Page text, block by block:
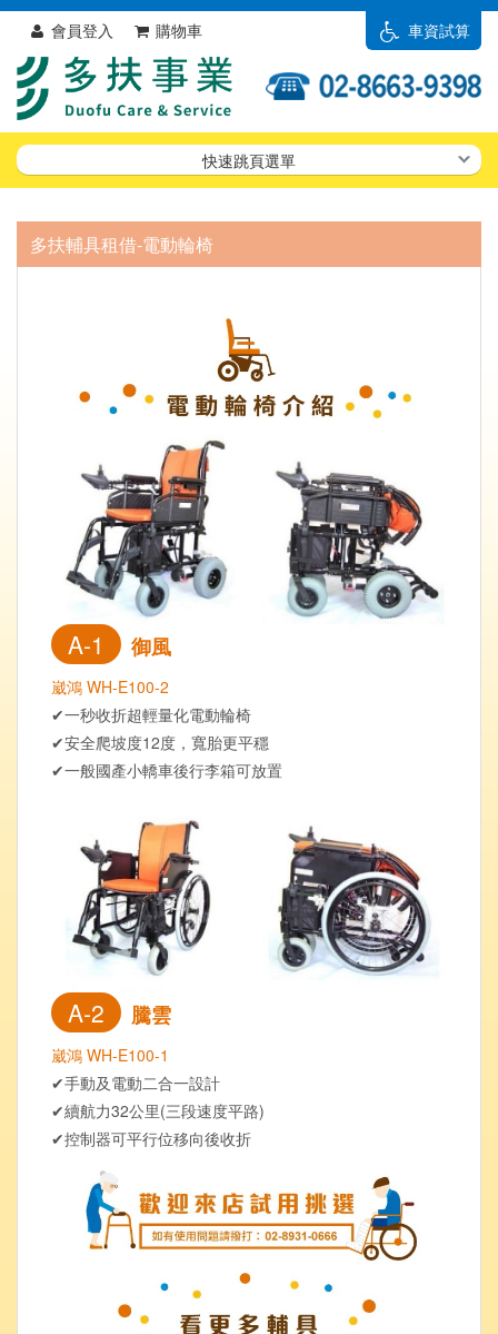
車資試算
會員登入 購物車
快速跳頁選單
多扶輔具租借-電動輪椅
A-1 御風
崴鴻 WH-E100-2
✔一秒收折超輕量化電動輪椅
✔安全爬坡度12度，寬胎更平穩
✔一般國產小轎車後行李箱可放置
A-2 騰雲
崴鴻 WH-E100-1
✔手動及電動二合一設計
✔續航力32公里(三段速度平路)
✔控制器可平行位移向後收折